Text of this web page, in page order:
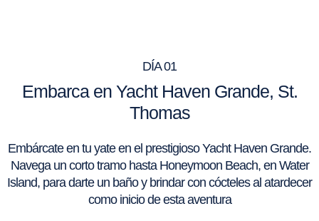
DÍA 01
Embarca en Yacht Haven Grande, St.
Thomas
Embárcate en tu yate en el prestigioso Yacht Haven Grande.
Navega un corto tramo hasta Honeymoon Beach, en Water
Island, para darte un baño y brindar con cócteles al atardecer
como inicio de esta aventura